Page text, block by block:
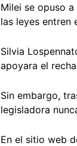
Milei se opuso
las leyes entren
Silvia
apoyara el
Sin embargo,
legisladora
En el sitio web